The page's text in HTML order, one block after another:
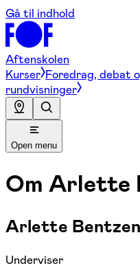
Gå til indhold
Aftenskolen
Kurser Foredrag, debat
rundvisninger
Open menu
Om Arlette
Arlette Bentzen
Underviser